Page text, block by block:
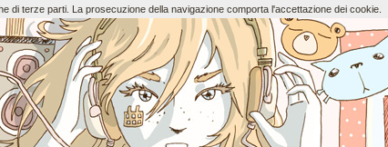
di terze parti. La prosecuzione della navigazione comporta l'accettazione dei cookie.